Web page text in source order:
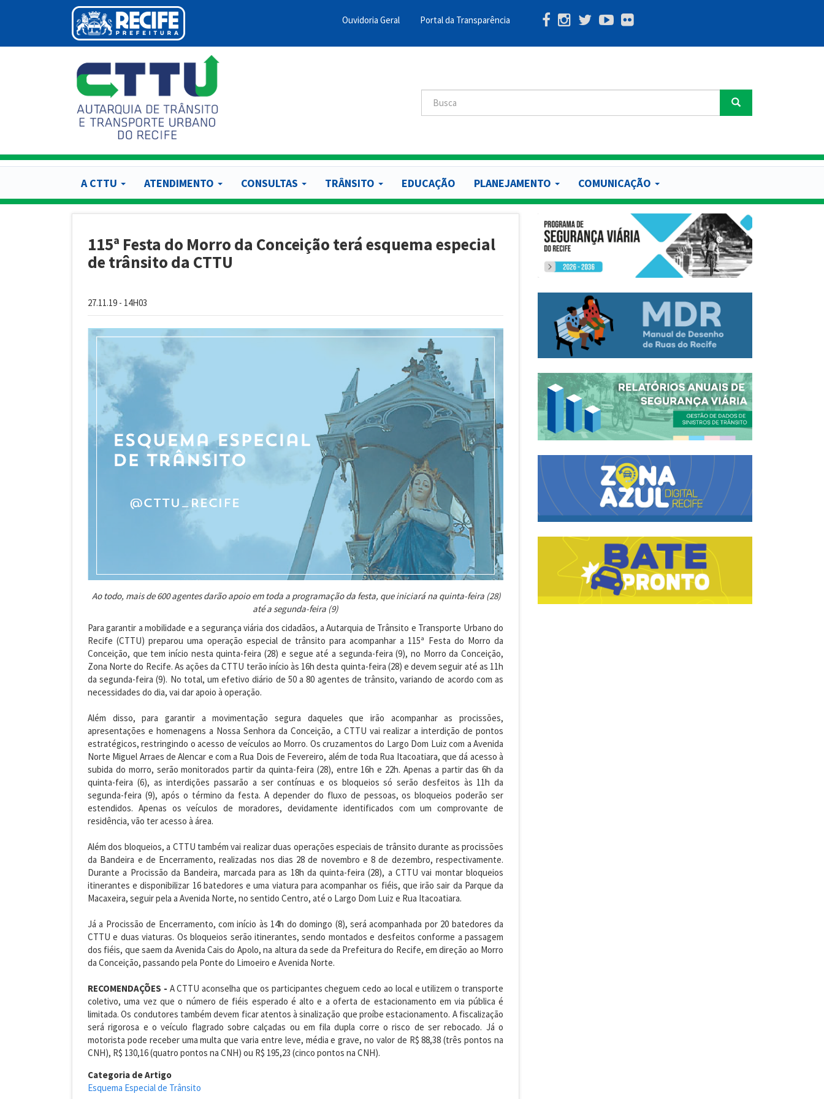
conteúdo
Menu
Barra
Ouvidoria Geral Portal da Transparência
Buscar Buscar
A CTTU ATENDIMENTO CONSULTAS TRÂNSITO EDUCAÇÃO PLANEJAMENTO COMUNICAÇÃO
115ª Festa do Morro da Conceição terá esquema especial
de trânsito da CTTU
27.11.19 - 14H03
Ao todo, mais de 600 agentes darão apoio em toda a programação da festa, que iniciará na quinta-feira (28)
até a segunda-feira (9)
Para garantir a mobilidade e a segurança viária dos cidadãos, a Autarquia de Trânsito e Transporte Urbano do
Recife (CTTU) preparou uma operação especial de trânsito para acompanhar a 115ª Festa do Morro da
Conceição, que tem início nesta quinta-feira (28) e segue até a segunda-feira (9), no Morro da Conceição,
Zona Norte do Recife. As ações da CTTU terão início às 16h desta quinta-feira (28) e devem seguir até as 11h
da segunda-feira (9). No total, um efetivo diário de 50 a 80 agentes de trânsito, variando de acordo com as
necessidades do dia, vai dar apoio à operação.
Além disso, para garantir a movimentação segura daqueles que irão acompanhar as procissões,
apresentações e homenagens a Nossa Senhora da Conceição, a CTTU vai realizar a interdição de pontos
estratégicos, restringindo o acesso de veículos ao Morro. Os cruzamentos do Largo Dom Luiz com a Avenida
Norte Miguel Arraes de Alencar e com a Rua Dois de Fevereiro, além de toda Rua Itacoatiara, que dá acesso à
subida do morro, serão monitorados partir da quinta-feira (28), entre 16h e 22h. Apenas a partir das 6h da
quinta-feira (6), as interdições passarão a ser contínuas e os bloqueios só serão desfeitos às 11h da
segunda-feira (9), após o término da festa. A depender do fluxo de pessoas, os bloqueios poderão ser
estendidos. Apenas os veículos de moradores, devidamente identificados com um comprovante de
residência, vão ter acesso à área.
Além dos bloqueios, a CTTU também vai realizar duas operações especiais de trânsito durante as procissões
da Bandeira e de Encerramento, realizadas nos dias 28 de novembro e 8 de dezembro, respectivamente.
Durante a Procissão da Bandeira, marcada para as 18h da quinta-feira (28), a CTTU vai montar bloqueios
itinerantes e disponibilizar 16 batedores e uma viatura para acompanhar os fiéis, que irão sair da Parque da
Macaxeira, seguir pela a Avenida Norte, no sentido Centro, até o Largo Dom Luiz e Rua Itacoatiara.
Já a Procissão de Encerramento, com início às 14h do domingo (8), será acompanhada por 20 batedores da
CTTU e duas viaturas. Os bloqueios serão itinerantes, sendo montados e desfeitos conforme a passagem
dos fiéis, que saem da Avenida Cais do Apolo, na altura da sede da Prefeitura do Recife, em direção ao Morro
da Conceição, passando pela Ponte do Limoeiro e Avenida Norte.
RECOMENDAÇÕES - A CTTU aconselha que os participantes cheguem cedo ao local e utilizem o transporte
coletivo, uma vez que o número de fiéis esperado é alto e a oferta de estacionamento em via pública é
limitada. Os condutores também devem ficar atentos à sinalização que proíbe estacionamento. A fiscalização
será rigorosa e o veículo flagrado sobre calçadas ou em fila dupla corre o risco de ser rebocado. Já o
motorista pode receber uma multa que varia entre leve, média e grave, no valor de R$ 88,38 (três pontos na
CNH), R$ 130,16 (quatro pontos na CNH) ou R$ 195,23 (cinco pontos na CNH).
Categoria de Artigo
Esquema Especial de Trânsito